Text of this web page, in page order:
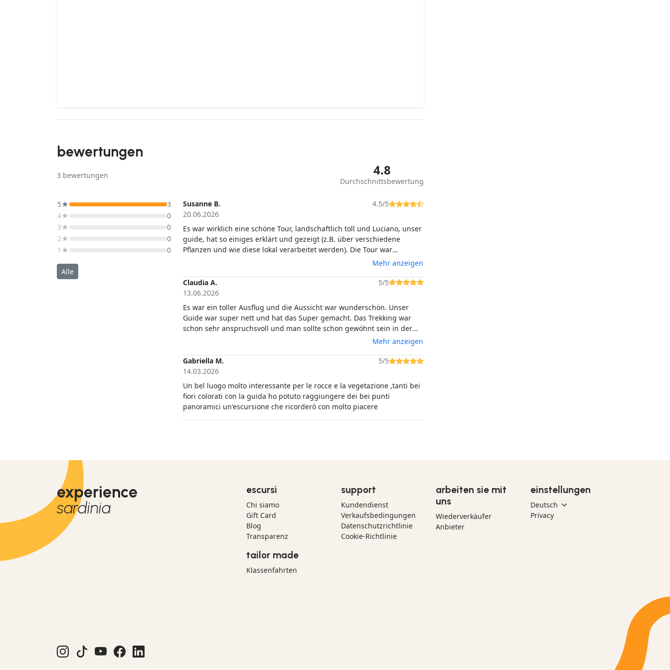
bewertungen
3 bewertungen 4.8
Durchschnittsbewertung
5★
3
4★
0
3★
0
2★
0
1★
0
Alle
Susanne B.
20.06.2026
4.5/5
Es war wirklich eine schöne Tour, landschaftlich toll und Luciano, unser
guide, hat so einiges erklärt und gezeigt (z.B. über verschiedene
Pflanzen und wie diese lokal verarbeitet werden). Die Tour war
ursprünglich für 6 Stunden angesetzt, ging dann aber nur 4 Stunden -
insbesondere, weil es außer uns beiden keine weiteren Teilnehmenden
gab und weil es doch recht heiß war, so dass für uns 4 Stunden absolut
ausreichend waren. Ein gewisser Fitnessgrad ist für die Tour durchaus
Mehr anzeigen
Claudia A.
13.06.2026
5/5
Es war ein toller Ausflug und die Aussicht war wunderschön. Unser
Guide war super nett und hat das Super gemacht. Das Trekking war
schon sehr anspruchsvoll und man sollte schon gewöhnt sein in der
Hitze zu laufen und Fit sein. Wir können aber den Ausflug sehrMehr anzeigen
Gabriella M.
14.03.2026
5/5
Un bel luogo molto interessante per le rocce e la vegetazione ,tanti bei
fiori colorati con la guida ho potuto raggiungere dei bei punti
panoramici un'escursione che ricorderò con molto piacere
experience
sardinia
escursì
Chi siamo
Gift Card
Blog
Transparenz
tailor made
Klassenfahrten
support
Kundendienst
Verkaufsbedingungen
Datenschutzrichtlinie
Cookie-Richtlinie
arbeiten sie mit
uns
Wiederverkäufer
Anbieter
einstellungen
Privacy